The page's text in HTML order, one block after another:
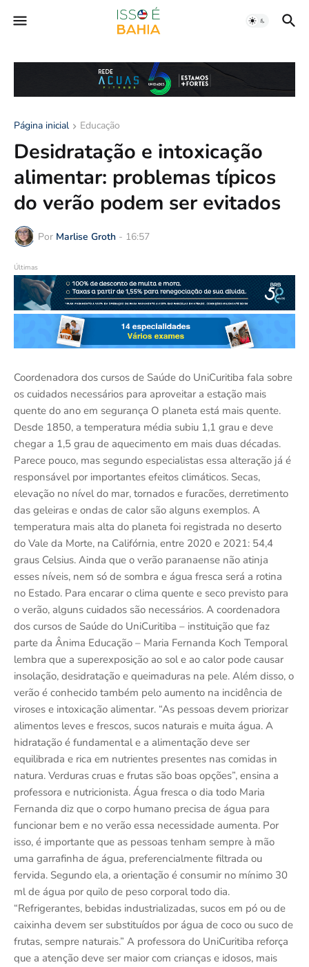
Página inicial Educação
Desidratação e intoxicação
alimentar: problemas típicos
do verão podem ser evitados
Por Marlise Groth - 16:57
Últimas
Coordenadora dos cursos de Saúde do UniCuritiba fala sobre
os cuidados necessários para aproveitar a estação mais
quente do ano em segurança O planeta está mais quente.
Desde 1850, a temperatura média subiu 1,1 grau e deve
chegar a 1,5 grau de aquecimento em mais duas décadas.
Parece pouco, mas segundo especialistas essa alteração já é
responsável por importantes efeitos climáticos. Secas,
elevação no nível do mar, tornados e furacões, derretimento
das geleiras e ondas de calor são alguns exemplos. A
temperatura mais alta do planeta foi registrada no deserto
do Vale da Morte, na Califórnia, entre 2020 e 2021: 54,4
graus Celsius. Ainda que o verão paranaense não atinja
esses níveis, nem só de sombra e água fresca será a rotina
no Estado. Para encarar o clima quente e seco previsto para
o verão, alguns cuidados são necessários. A coordenadora
dos cursos de Saúde do UniCuritiba – instituição que faz
parte da Ânima Educação – Maria Fernanda Koch Temporal
lembra que a superexposição ao sol e ao calor pode causar
insolação, desidratação e queimaduras na pele. Além disso, o
verão é conhecido também pelo aumento na incidência de
viroses e intoxicação alimentar. “As pessoas devem priorizar
alimentos leves e frescos, sucos naturais e muita água. A
hidratação é fundamental e a alimentação deve ser
equilibrada e rica em nutrientes presentes nas comidas in
natura. Verduras cruas e frutas são boas opções”, ensina a
professora e nutricionista. Água fresca o dia todo Maria
Fernanda diz que o corpo humano precisa de água para
funcionar bem e no verão essa necessidade aumenta. Por
isso, é importante que as pessoas tenham sempre à mão
uma garrafinha de água, preferencialmente filtrada ou
fervida. Segundo ela, a orientação é consumir no mínimo 30
ml de água por quilo de peso corporal todo dia.
“Refrigerantes, bebidas industrializadas, sucos em pó ou de
caixinha devem ser substituídos por água de coco ou suco de
frutas, sempre naturais.” A professora do UniCuritiba reforça
que a atenção deve ser maior com crianças e idosos, mais